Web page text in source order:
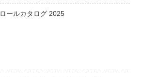
ロールカタログ 2025